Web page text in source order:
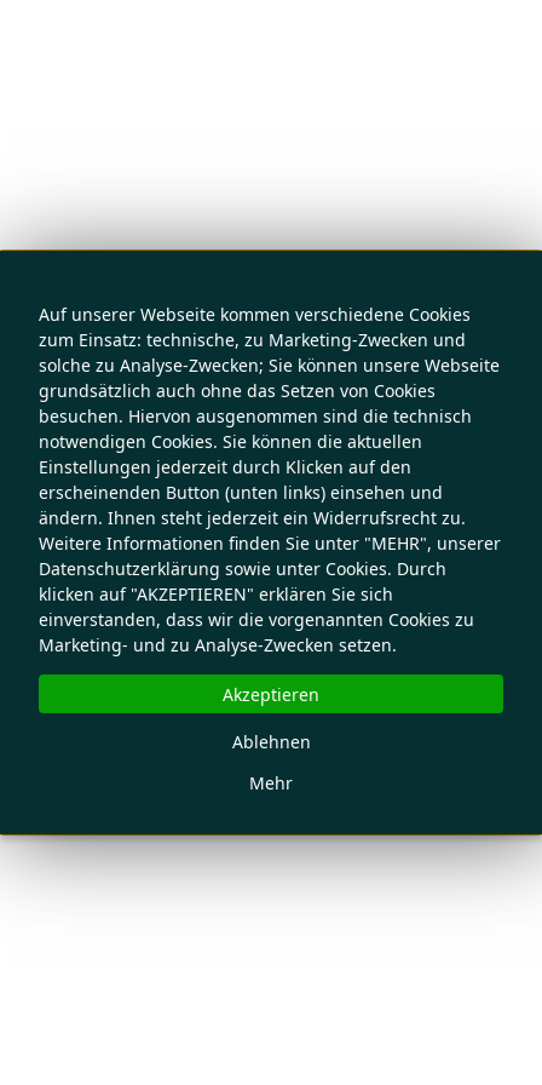
Auf unserer Webseite kommen verschiedene Cookies
zum Einsatz: technische, zu Marketing-Zwecken und
solche zu Analyse-Zwecken; Sie können unsere Webseite
grundsätzlich auch ohne das Setzen von Cookies
besuchen. Hiervon ausgenommen sind die technisch
notwendigen Cookies. Sie können die aktuellen
Einstellungen jederzeit durch Klicken auf den
erscheinenden Button (unten links) einsehen und
ändern. Ihnen steht jederzeit ein Widerrufsrecht zu.
Weitere Informationen finden Sie unter "MEHR", unserer
Datenschutzerklärung sowie unter Cookies. Durch
klicken auf "AKZEPTIEREN" erklären Sie sich
einverstanden, dass wir die vorgenannten Cookies zu
Marketing- und zu Analyse-Zwecken setzen.
Mehr
Ablehnen
Akzeptieren